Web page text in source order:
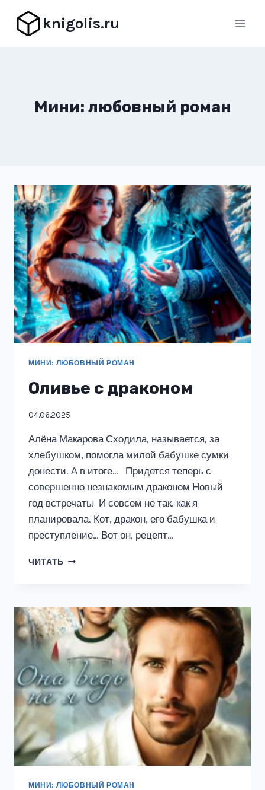
содержимому
knigolis.ru
Мини: любовный роман
МИНИ: ЛЮБОВНЫЙ РОМАН
Оливье с драконом
04.06.2025
Алёна Макарова Сходила, называется, за
хлебушком, помогла милой бабушке сумки
донести. А в итоге… Придется теперь с
совершенно незнакомым драконом Новый
год встречать! И совсем не так, как я
планировала. Кот, дракон, его бабушка и
преступление… Вот он, рецепт…
ЧИТАТЬ ОЛИВЬЕ
МИНИ: ЛЮБОВНЫЙ РОМАН